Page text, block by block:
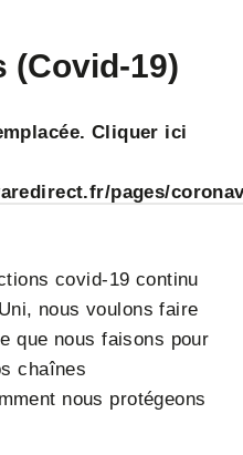
(Covid-19)
Cliquer ici
pages/
covid-19 continu
nous voulons faire
que nous faisons pour
chaînes
nous protégeons